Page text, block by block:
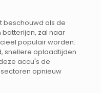
beschouwd als de
zal naar
populair worden.
snellere oplaadtijden
accu's de
opnieuw